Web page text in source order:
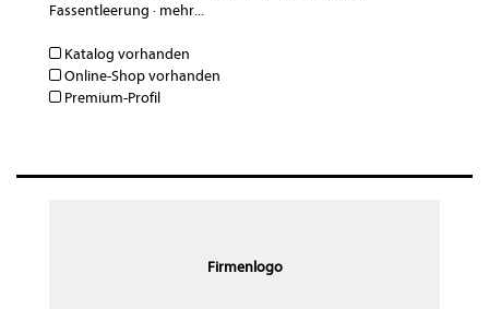
Fassentleerung · mehr...
Katalog vorhanden
Online-Shop vorhanden
Premium-Profil
Firmenlogo